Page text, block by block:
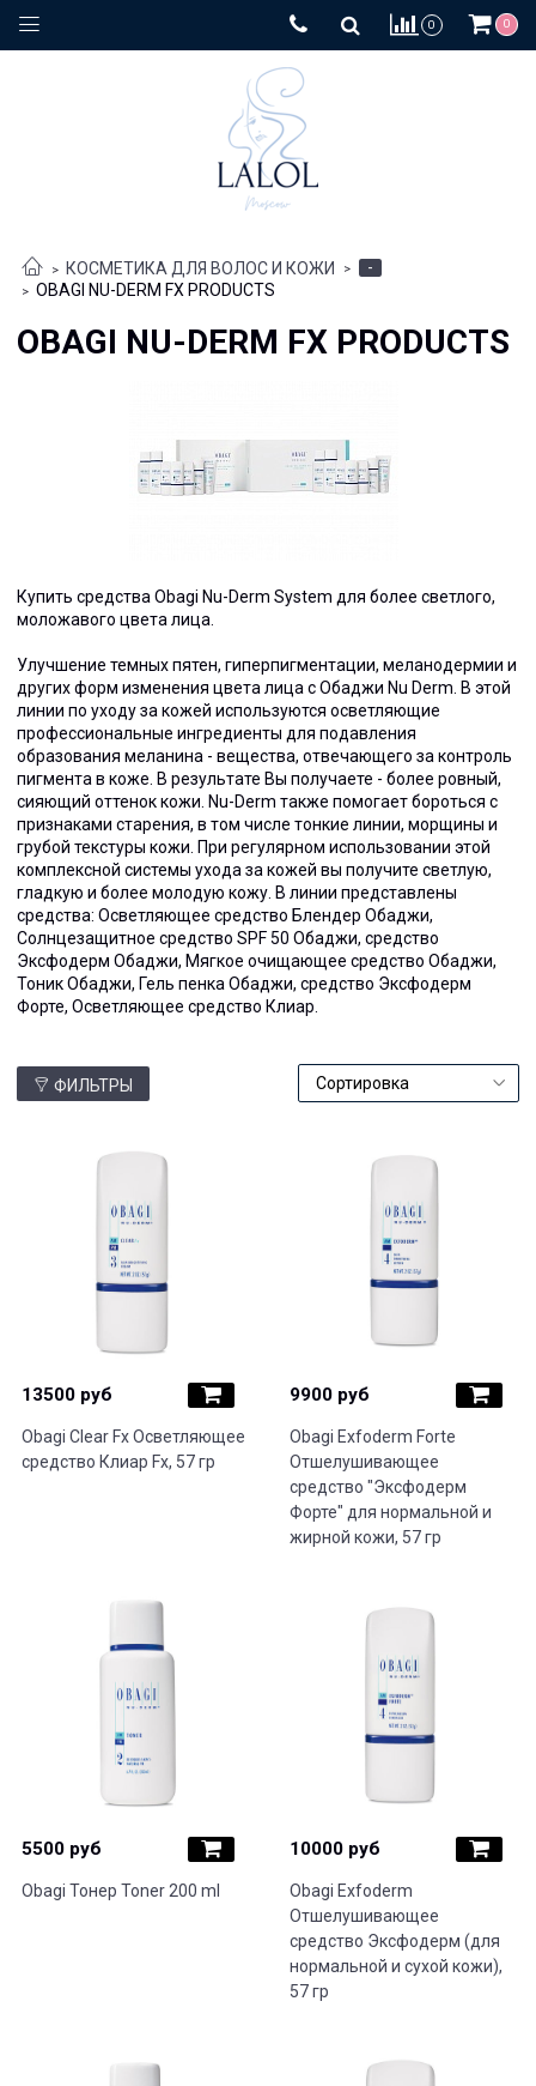
0 0
КОСМЕТИКА ДЛЯ ВОЛОС И КОЖИ
-
OBAGI NU-DERM FX PRODUCTS
OBAGI NU-DERM FX PRODUCTS
Купить средства Obagi Nu-Derm System для более светлого,
моложавого цвета лица.
Улучшение темных пятен, гиперпигментации, меланодермии и
других форм изменения цвета лица с Обаджи Nu Derm. В этой
линии по уходу за кожей используются осветляющие
профессиональные ингредиенты для подавления
образования меланина - вещества, отвечающего за контроль
пигмента в коже. В результате Вы получаете - более ровный,
сияющий оттенок кожи. Nu-Derm также помогает бороться с
признаками старения, в том числе тонкие линии, морщины и
грубой текстуры кожи. При регулярном использовании этой
комплексной системы ухода за кожей вы получите светлую,
гладкую и более молодую кожу. В линии представлены
средства: Осветляющее средство Блендер Обаджи,
Солнцезащитное средство SPF 50 Обаджи, средство
Эксфодерм Обаджи, Мягкое очищающее средство Обаджи,
Тоник Обаджи, Гель пенка Обаджи, средство Эксфодерм
Форте, Осветляющее средство Клиар.
ФИЛЬТРЫ
13500 руб
Obagi Clear Fx Осветляющее
средство Клиар Fx, 57 гр
9900 руб
Obagi Exfoderm Forte
Отшелушивающее
средство "Эксфодерм
Форте" для нормальной и
жирной кожи, 57 гр
5500 руб
Obagi Тонер Toner 200 ml
10000 руб
Obagi Exfoderm
Отшелушивающее
средство Эксфодерм (для
нормальной и сухой кожи),
57 гр